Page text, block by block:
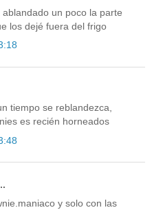
un poco la parte
los dejé fuera del frigo
tiempo se reblandezca,
es recién horneados
y solo con las